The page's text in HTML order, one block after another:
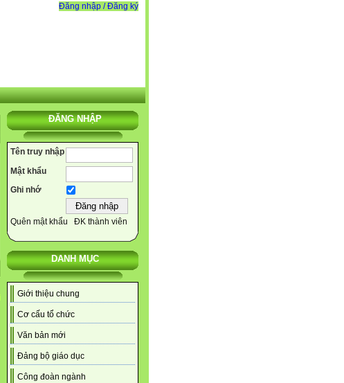
Đăng nhập / Đăng ký
ĐĂNG NHẬP
Tên truy nhập
Mật khẩu
Ghi nhớ
Quên mật khẩu ĐK thành viên
DANH MỤC
Giới thiệu chung
Cơ cấu tổ chức
Văn bản mới
Đảng bộ giáo dục
Công đoàn ngành